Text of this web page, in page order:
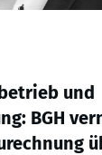
und
BGH